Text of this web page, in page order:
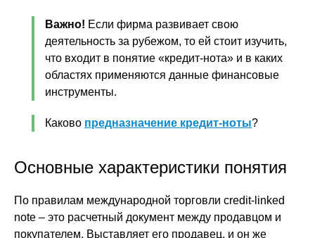
Важно! Если фирма развивает свою
деятельность за рубежом, то ей стоит изучить,
что входит в понятие «кредит-нота» и в каких
областях применяются данные финансовые
инструменты.
Каково предназначение кредит-ноты?
Основные характеристики понятия
По правилам международной торговли credit-linked
note – это расчетный документ между продавцом и
покупателем. Выставляет его продавец, и он же